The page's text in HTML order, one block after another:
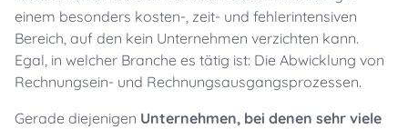
einem besonders kosten-, zeit- und fehlerintensiven
Bereich, auf den kein Unternehmen verzichten kann.
Egal, in welcher Branche es tätig ist: Die Abwicklung von
Rechnungsein- und Rechnungsausgangsprozessen.
Gerade diejenigen Unternehmen, bei denen sehr viele